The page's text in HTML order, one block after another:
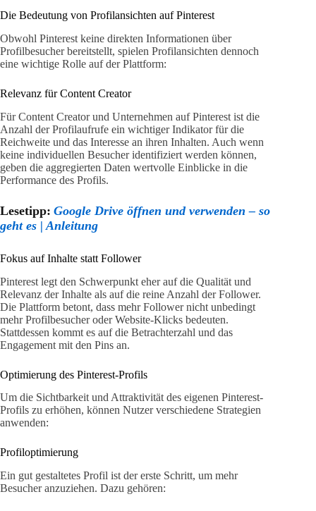
Die Bedeutung von Profilansichten auf Pinterest
Obwohl Pinterest keine direkten Informationen über
Profilbesucher bereitstellt, spielen Profilansichten dennoch
eine wichtige Rolle auf der Plattform:
Relevanz für Content Creator
Für Content Creator und Unternehmen auf Pinterest ist die
Anzahl der Profilaufrufe ein wichtiger Indikator für die
Reichweite und das Interesse an ihren Inhalten. Auch wenn
keine individuellen Besucher identifiziert werden können,
geben die aggregierten Daten wertvolle Einblicke in die
Performance des Profils.
Lesetipp: Google Drive öffnen und verwenden – so
geht es | Anleitung
Fokus auf Inhalte statt Follower
Pinterest legt den Schwerpunkt eher auf die Qualität und
Relevanz der Inhalte als auf die reine Anzahl der Follower.
Die Plattform betont, dass mehr Follower nicht unbedingt
mehr Profilbesucher oder Website-Klicks bedeuten.
Stattdessen kommt es auf die Betrachterzahl und das
Engagement mit den Pins an.
Optimierung des Pinterest-Profils
Um die Sichtbarkeit und Attraktivität des eigenen Pinterest-
Profils zu erhöhen, können Nutzer verschiedene Strategien
anwenden:
Profiloptimierung
Ein gut gestaltetes Profil ist der erste Schritt, um mehr
Besucher anzuziehen. Dazu gehören: